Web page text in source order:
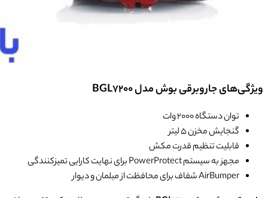
ویژگی‌های جاروبرقی بوش مدل BGL7200
توان دستگاه 2000 وات
گنجایش مخزن 5 لیتر
قابلیت تنظیم قدرت مکش
مجهز به سیستم PowerProtect برای نهایت کارایی تمیزکنندگی
AirBumper شفاف برای محافظت از مبلمان و دیوار